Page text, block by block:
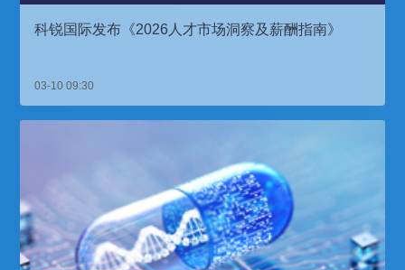
科锐国际发布《2026人才市场洞察及薪酬指南》
03-10 09:30